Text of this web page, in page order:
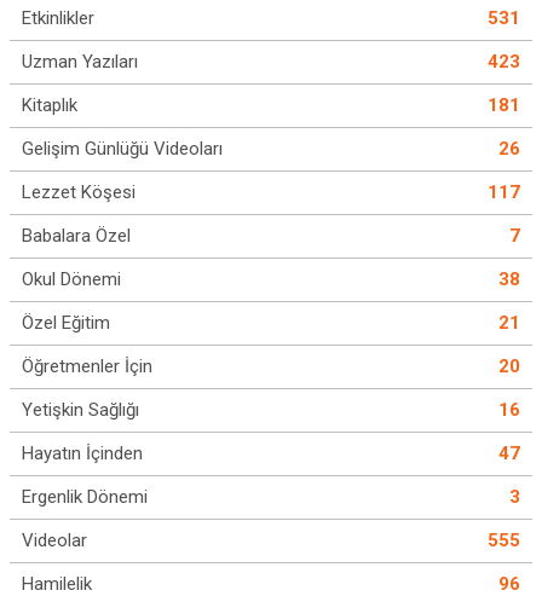
Etkinlikler
531
Uzman Yazıları
423
Kitaplık
181
Gelişim Günlüğü Videoları
26
Lezzet Köşesi
117
Babalara Özel
7
Okul Dönemi
38
Özel Eğitim
21
Öğretmenler İçin
20
Yetişkin Sağlığı
16
Hayatın İçinden
47
Ergenlik Dönemi
3
Videolar
555
Hamilelik
96